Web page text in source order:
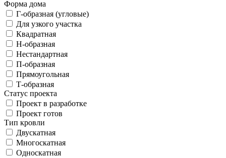
Форма дома
Г-образная (угловые)
Для узкого участка
Квадратная
Н-образная
Нестандартная
П-образная
Прямоугольная
Т-образная
Статус проекта
Проект в разработке
Проект готов
Тип кровли
Двускатная
Многоскатная
Односкатная